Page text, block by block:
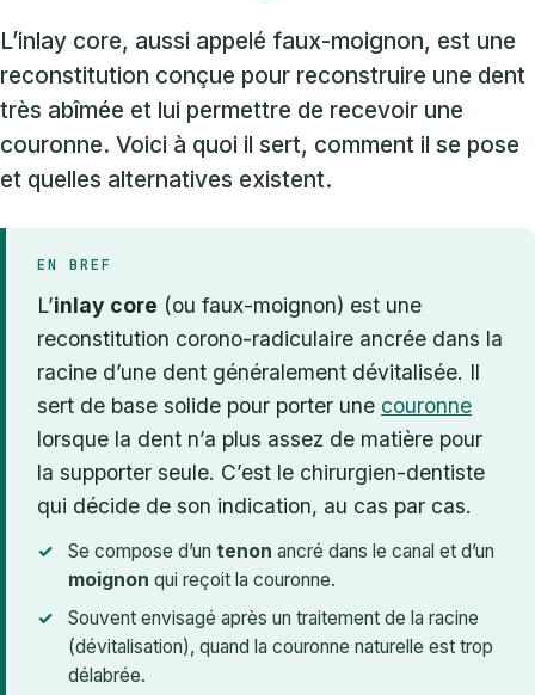
L’inlay core, aussi appelé faux-moignon, est une
reconstitution conçue pour reconstruire une dent
très abîmée et lui permettre de recevoir une
couronne. Voici à quoi il sert, comment il se pose
et quelles alternatives existent.
EN BREF
L’inlay core (ou faux-moignon) est une
reconstitution corono-radiculaire ancrée dans la
racine d’une dent généralement dévitalisée. Il
sert de base solide pour porter une couronne
lorsque la dent n’a plus assez de matière pour
la supporter seule. C’est le chirurgien-dentiste
qui décide de son indication, au cas par cas.
Se compose d’un tenon ancré dans le canal et d’un
moignon qui reçoit la couronne.
Souvent envisagé après un traitement de la racine
(dévitalisation), quand la couronne naturelle est trop
délabrée.